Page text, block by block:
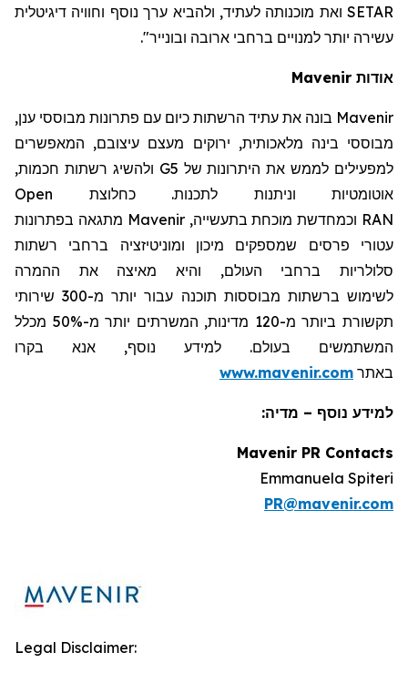
SETAR ואת מוכנותה לעתיד, ולהביא ערך נוסף וחוויה דיגיטלית
עשירה יותר למנויים ברחבי ארובה ובונייר".
אודות Mavenir
Mavenir בונה את עתיד הרשתות כיום עם פתרונות מבוססי ענן,
מבוססי בינה מלאכותית, ירוקים מעצם עיצובם, המאפשרים
למפעילים לממש את היתרונות של 5
G ולהשיג רשתות חכמות,
אוטומטיות וניתנות לתכנות. כחלוצת Open
RAN וכמחדשת מוכחת בתעשייה,Mavenir מתגאה בפתרונות
עטורי פרסים שמספקים מיכון ומוניטיזציה ברחבי רשתות
סלולריות ברחבי העולם, והיא מאיצה את ההמרה
לשימוש ברשתות מבוססות תוכנה עבור יותר מ-300 שירותי
תקשורת ביותר מ-120 מדינות, המשרתים יותר מ-50% מכלל
המשתמשים בעולם. למידע נוסף, אנא בקרו
באתר www.mavenir.com
למידע נוסף – מדיה:
Mavenir PR Contacts
Emmanuela Spiteri
PR@mavenir.com
Legal Disclaimer: